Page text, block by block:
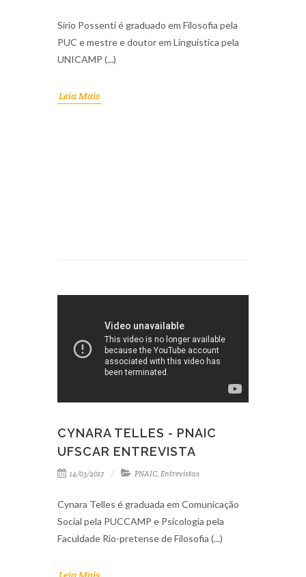
Sírio Possenti é graduado em Filosofia pela
PUC e mestre e doutor em Linguística pela
UNICAMP (...)
Leia Mais
CYNARA TELLES - PNAIC
UFSCAR ENTREVISTA
14/03/2017 PNAIC, Entrevistas
Cynara Telles é graduada em Comunicação
Social pela PUCCAMP e Psicologia pela
Faculdade Rio-pretense de Filosofia (...)